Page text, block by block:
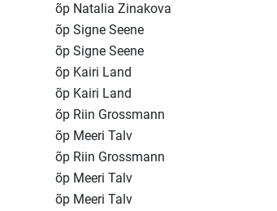
õp Natalia Zinakova
õp Signe Seene
õp Signe Seene
õp Kairi Land
õp Kairi Land
õp Riin Grossmann
õp Meeri Talv
õp Riin Grossmann
õp Meeri Talv
õp Meeri Talv